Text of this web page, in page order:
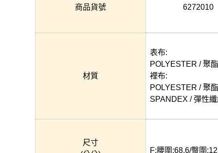
商品貨號 6272010
材質
表布:
POLYESTER / 聚
裡布:
POLYESTER / 聚
SPANDEX / 彈性
尺寸
F:腰圍:68.6/臀圍